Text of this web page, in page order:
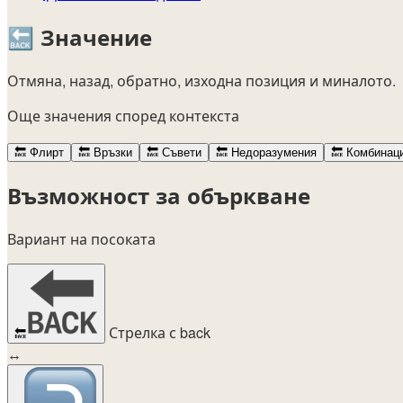
🔙 Значение
Отмяна, назад, обратно, изходна позиция и миналото.
Още значения според контекста
🔙 Флирт 🔙 Връзки 🔙 Съвети 🔙 Недоразумения 🔙
Възможност за объркване
Вариант на посоката
🔙
Стрелка с back
↔